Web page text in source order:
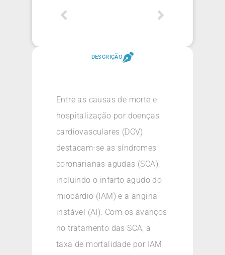
DESCRIÇÃO
Entre as causas de morte e
hospitalização por doenças
cardiovasculares (DCV)
destacam-se as síndromes
coronarianas agudas (SCA),
incluindo o infarto agudo do
miocárdio (IAM) e a angina
instável (AI). Com os avanços
no tratamento das SCA, a
taxa de mortalidade por IAM